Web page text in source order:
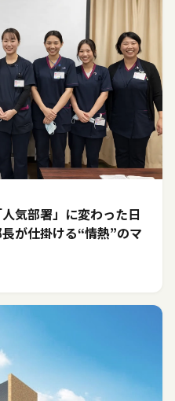
気部署」に変わった日――
が仕掛ける“情熱”のマ